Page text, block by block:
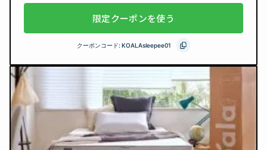
限定クーポンを使う
クーポンコード: KOALAsleepee01